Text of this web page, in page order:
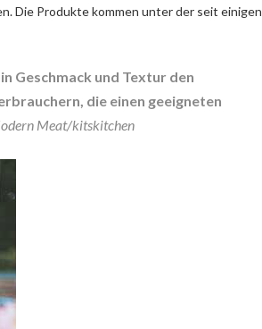
Die Produkte kommen unter der seit einigen
Geschmack und Textur den
die einen geeigneten
Meat/kitskitchen